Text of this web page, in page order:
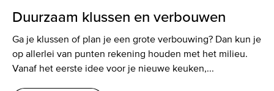
Duurzaam klussen en verbouwen
Ga je klussen of plan je een grote verbouwing? Dan kun je
op allerlei van punten rekening houden met het milieu.
Vanaf het eerste idee voor je nieuwe keuken,...